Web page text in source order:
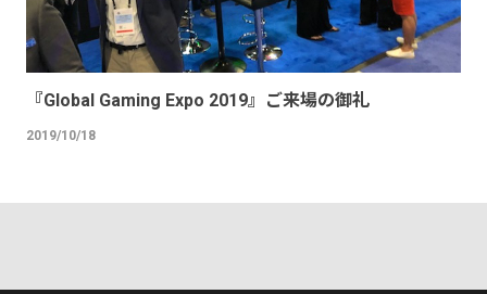
『Global Gaming Expo 2019』ご来場の御礼
2019/10/18